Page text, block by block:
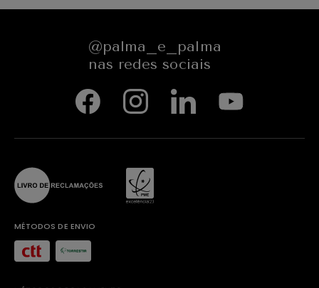
@palma_e_palma
nas redes sociais
MÉTODOS DE ENVIO